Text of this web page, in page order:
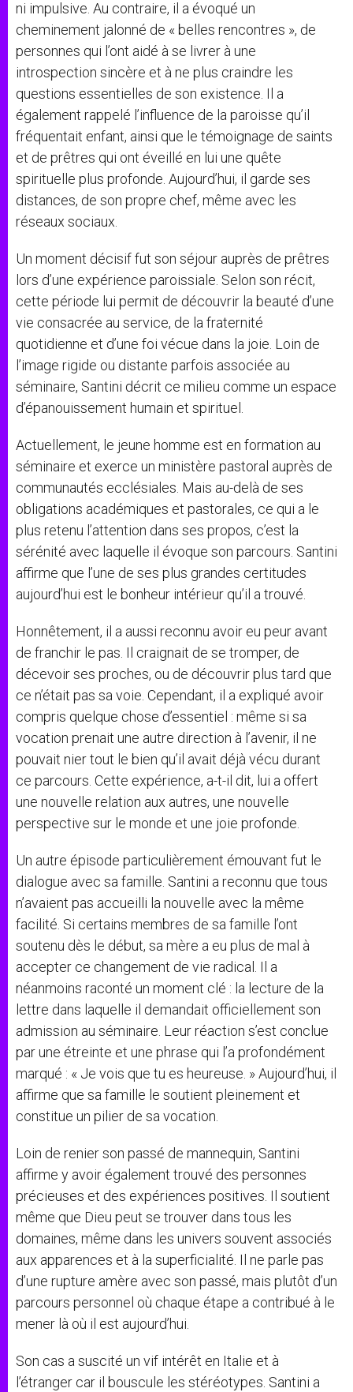
ni impulsive. Au contraire, il a évoqué un
cheminement jalonné de « belles rencontres », de
personnes qui l’ont aidé à se livrer à une
introspection sincère et à ne plus craindre les
questions essentielles de son existence. Il a
également rappelé l’influence de la paroisse qu’il
fréquentait enfant, ainsi que le témoignage de saints
et de prêtres qui ont éveillé en lui une quête
spirituelle plus profonde. Aujourd’hui, il garde ses
distances, de son propre chef, même avec les
réseaux sociaux.
Un moment décisif fut son séjour auprès de prêtres
lors d’une expérience paroissiale. Selon son récit,
cette période lui permit de découvrir la beauté d’une
vie consacrée au service, de la fraternité
quotidienne et d’une foi vécue dans la joie. Loin de
l’image rigide ou distante parfois associée au
séminaire, Santini décrit ce milieu comme un espace
d’épanouissement humain et spirituel.
Actuellement, le jeune homme est en formation au
séminaire et exerce un ministère pastoral auprès de
communautés ecclésiales. Mais au-delà de ses
obligations académiques et pastorales, ce qui a le
plus retenu l’attention dans ses propos, c’est la
sérénité avec laquelle il évoque son parcours. Santini
affirme que l’une de ses plus grandes certitudes
aujourd’hui est le bonheur intérieur qu’il a trouvé.
Honnêtement, il a aussi reconnu avoir eu peur avant
de franchir le pas. Il craignait de se tromper, de
décevoir ses proches, ou de découvrir plus tard que
ce n’était pas sa voie. Cependant, il a expliqué avoir
compris quelque chose d’essentiel : même si sa
vocation prenait une autre direction à l’avenir, il ne
pouvait nier tout le bien qu’il avait déjà vécu durant
ce parcours. Cette expérience, a-t-il dit, lui a offert
une nouvelle relation aux autres, une nouvelle
perspective sur le monde et une joie profonde.
Un autre épisode particulièrement émouvant fut le
dialogue avec sa famille. Santini a reconnu que tous
n’avaient pas accueilli la nouvelle avec la même
facilité. Si certains membres de sa famille l’ont
soutenu dès le début, sa mère a eu plus de mal à
accepter ce changement de vie radical. Il a
néanmoins raconté un moment clé : la lecture de la
lettre dans laquelle il demandait officiellement son
admission au séminaire. Leur réaction s’est conclue
par une étreinte et une phrase qui l’a profondément
marqué : « Je vois que tu es heureuse. » Aujourd’hui, il
affirme que sa famille le soutient pleinement et
constitue un pilier de sa vocation.
Loin de renier son passé de mannequin, Santini
affirme y avoir également trouvé des personnes
précieuses et des expériences positives. Il soutient
même que Dieu peut se trouver dans tous les
domaines, même dans les univers souvent associés
aux apparences et à la superficialité. Il ne parle pas
d’une rupture amère avec son passé, mais plutôt d’un
parcours personnel où chaque étape a contribué à le
mener là où il est aujourd’hui.
Son cas a suscité un vif intérêt en Italie et à
l’étranger car il bouscule les stéréotypes. Santini a